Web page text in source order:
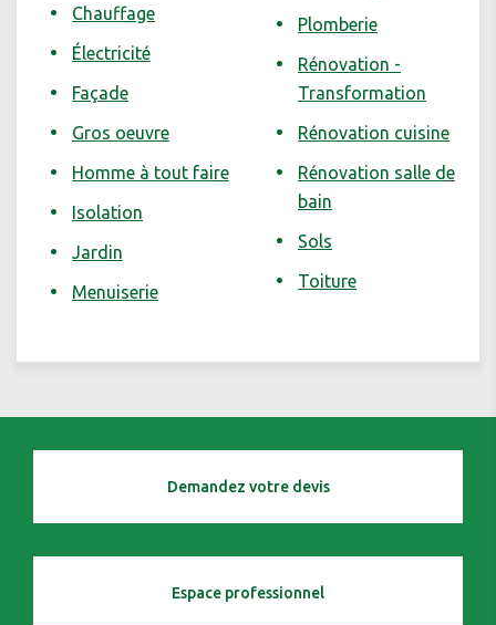
Chauffage
Électricité
Façade
Gros oeuvre
Homme à tout faire
Isolation
Jardin
Menuiserie
Plomberie
Rénovation -
Transformation
Rénovation cuisine
Rénovation salle de
bain
Sols
Toiture
Demandez votre devis
Espace professionnel